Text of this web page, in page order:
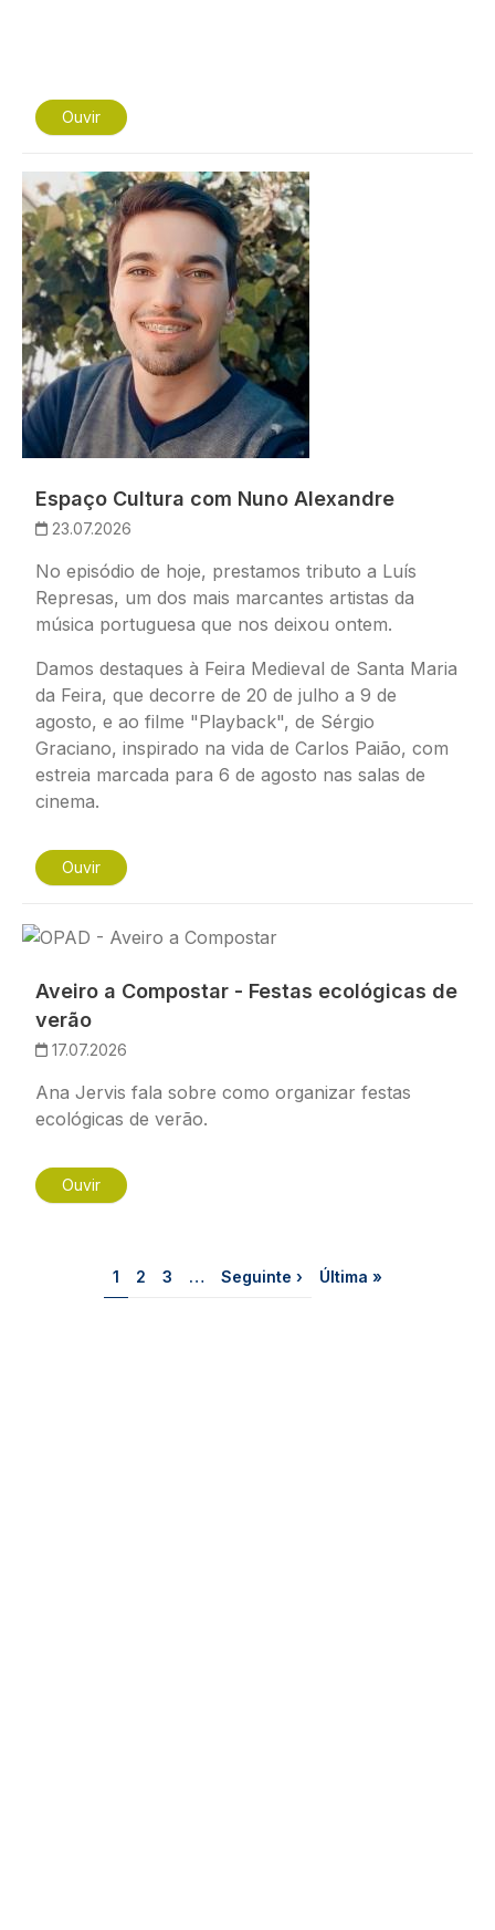
Ouvir
Imagem
Espaço Cultura com Nuno Alexandre
23.07.2026
No episódio de hoje, prestamos tributo a Luís
Represas, um dos mais marcantes artistas da
música portuguesa que nos deixou ontem.
Damos destaques à Feira Medieval de Santa Maria
da Feira, que decorre de 20 de julho a 9 de
agosto, e ao filme "Playback", de Sérgio
Graciano, inspirado na vida de Carlos Paião, com
estreia marcada para 6 de agosto nas salas de
cinema.
Ouvir
Imagem
Aveiro a Compostar - Festas ecológicas de
verão
17.07.2026
Ana Jervis fala sobre como organizar festas
ecológicas de verão.
Ouvir
Página
1 Página
2 Página
3 … Próxima página
Seguinte › Última página
Última »